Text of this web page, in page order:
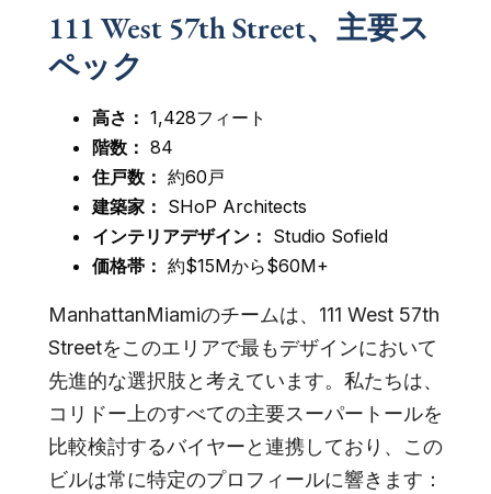
111 West 57th Street、主要ス
ペック
高さ： 1,428フィート
階数： 84
住戸数： 約60戸
建築家： SHoP Architects
インテリアデザイン： Studio Sofield
価格帯： 約$15Mから$60M+
ManhattanMiamiのチームは、111 West 57th
Streetをこのエリアで最もデザインにおいて
先進的な選択肢と考えています。私たちは、
コリドー上のすべての主要スーパートールを
比較検討するバイヤーと連携しており、この
ビルは常に特定のプロフィールに響きます：